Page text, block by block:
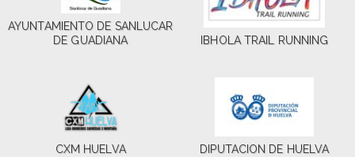
AYUNTAMIENTO DE SANLUCAR
DE GUADIANA
IBHOLA TRAIL RUNNING
CXM HUELVA DIPUTACION DE HUELVA